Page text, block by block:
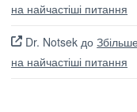
на найчастіші питання
Dr. Notsek до
на найчастіші питання